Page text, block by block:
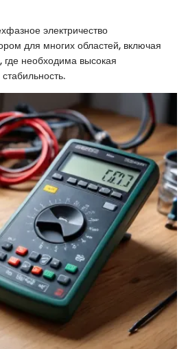
электричество
для многих областей, включая
где необходима высокая